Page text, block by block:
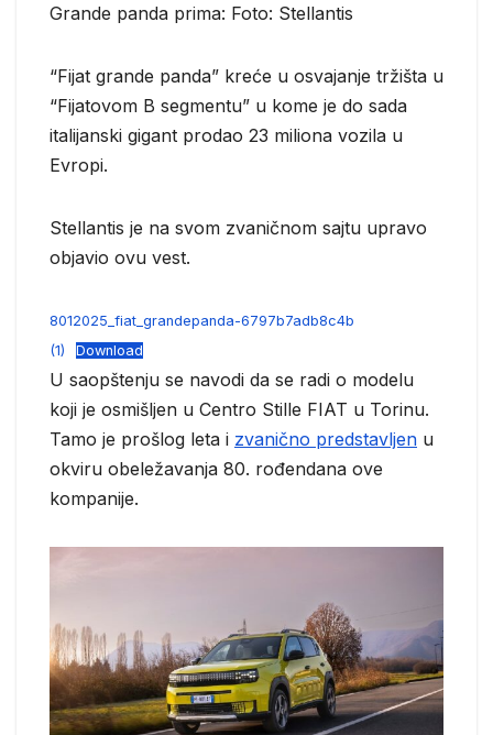
Grande panda prima: Foto: Stellantis
“Fijat grande panda” kreće u osvajanje tržišta u
“Fijatovom B segmentu” u kome je do sada
italijanski gigant prodao 23 miliona vozila u
Evropi.
Stellantis je na svom zvaničnom sajtu upravo
objavio ovu vest.
8012025_fiat_grandepanda-6797b7adb8c4b
(1)
Download
U saopštenju se navodi da se radi o modelu
koji je osmišljen u Centro Stille FIAT u Torinu.
Tamo je prošlog leta i zvanično predstavljen u
okviru obeležavanja 80. rođendana ove
kompanije.